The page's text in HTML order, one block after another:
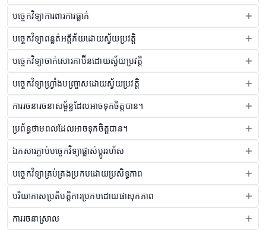
បច្ចេកវិទ្យាការពារការធ្លាក់
បច្ចេកវិទ្យាពន្លត់អគ្គីភ័យដោយស្វ័យប្រវត្តិ
បច្ចេកវិទ្យាចាក់សោរកាប៊ីនដោយស្វ័យប្រវត្តិ
បច្ចេកវិទ្យាហ្វ្រាំងបញ្ច្រាសដោយស្វ័យប្រវត្តិ
ការរចនារចនាសម្ព័ន្ធដែលអាចទុកចិត្តបាន។
ប្រព័ន្ធថាមពលដែលអាចទុកចិត្តបាន។
ឯកសារភ្ជាប់បច្ចេកវិទ្យាផ្លាស់ប្តូររហ័ស
បច្ចេកវិទ្យាគ្រប់គ្រងប្រកបដោយប្រសិទ្ធភាព
បរិយាកាសប្រតិបត្តិការប្រកបដោយផាសុកភាព
ការរចនាស្រាល